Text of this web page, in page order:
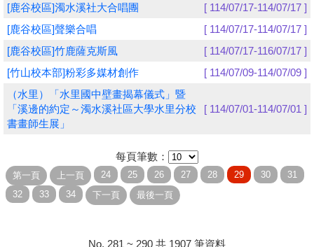
評委專區
校務行政
[鹿谷校區]濁水溪社大合唱團
[ 114/07/17-114/07/17 ]
[鹿谷校區]聲樂合唱
[ 114/07/17-114/07/17 ]
[鹿谷校區]竹鹿薩克斯風
[ 114/07/17-116/07/17 ]
[竹山校本部]粉彩多媒材創作
[ 114/07/09-114/07/09 ]
（水里）「水里國中壁畫揭幕儀式」暨
「溪邊的約定～濁水溪社區大學水里分校
書畫師生展」
[ 114/07/01-114/07/01 ]
每頁筆數：
No. 281 ~ 290 共 1907 筆資料